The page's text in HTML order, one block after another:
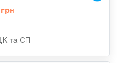
та СП